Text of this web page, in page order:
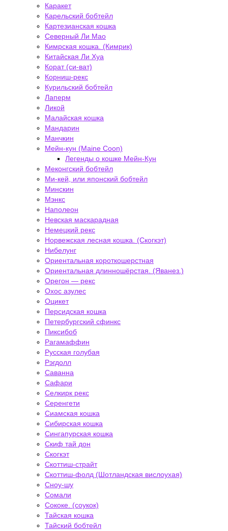
Каракет
Карельский бобтейл
Картезианская кошка
Северный Ли Мао
Кимрская кошка. (Кимрик)
Китайская Ли Хуа
Корат (си-ват)
Корниш-рекс
Курильский бобтейл
Лаперм
Ликой
Малайская кошка
Мандарин
Манчкин
Мейн-кун (Maine Coon)
Легенды о кошке Мейн-Кун
Меконгский бобтейл
Ми-кей, или японский бобтейл
Минскин
Мэнкс
Наполеон
Невская маскарадная
Немецкий рекс
Норвежская лесная кошка. (Скогкэт)
Нибелунг
Ориентальная короткошерстная
Ориентальная длинношёрстая. (Яванез.)
Орегон — рекс
Охос азулес
Оцикет
Персидская кошка
Петербургский сфинкс
Пиксибоб
Рагамаффин
Русская голубая
Рэгдолл
Саванна
Сафари
Селкирк рекс
Серенгети
Сиамская кошка
Сибирская кошка
Сингапурская кошка
Скиф тай дон
Скогкэт
Скоттиш-страйт
Скоттиш-фолд (Шотландская вислоухая)
Сноу-шу
Сомали
Сококе. (соукок)
Тайская кошка
Тайский бобтейл